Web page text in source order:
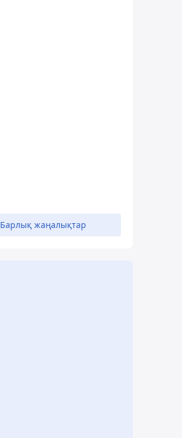
Барлық жаңалықтар